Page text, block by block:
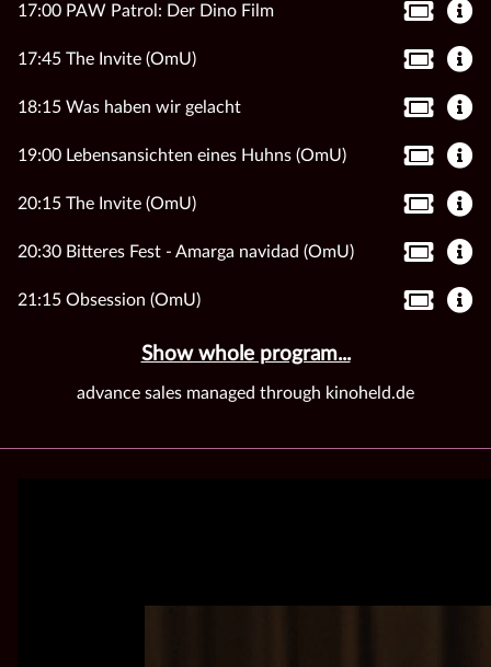
17:00 PAW Patrol: Der Dino Film
17:45 The Invite (OmU)
18:15 Was haben wir gelacht
19:00 Lebensansichten eines Huhns (OmU)
20:15 The Invite (OmU)
20:30 Bitteres Fest - Amarga navidad (OmU)
21:15 Obsession (OmU)
Show whole program...
advance sales managed through kinoheld.de